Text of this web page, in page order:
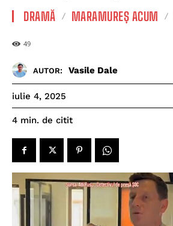
DRAMĂ MARAMUREȘ ACUM
49
AUTOR: Vasile Dale
iulie 4, 2025
4 min. de citit